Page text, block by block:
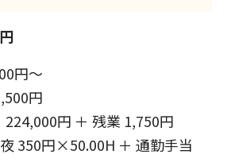
円
円～
円
224,000円 ＋ 残業 1,750円
350円×50.00H ＋ 通勤手当